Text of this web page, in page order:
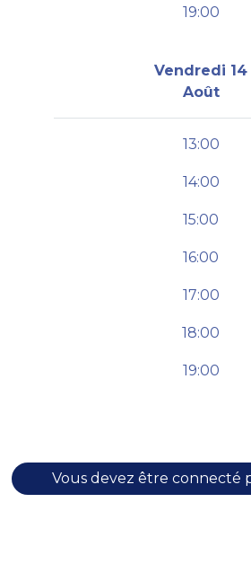
19:00
Vendredi 14
Août
13:00
14:00
15:00
16:00
17:00
18:00
19:00
Vous devez être connecté